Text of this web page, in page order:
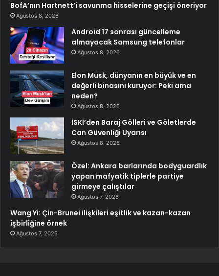
BofA’nın Hartnett’i savunma hisselerine geçişi öneriyor
Ağustos 8, 2026
Android 17 sonrası güncelleme
almayacak Samsung telefonlar
Ağustos 8, 2026
Elon Musk, dünyanın en büyük ve en
değerli binasını kuruyor: Peki ama
neden?
Ağustos 8, 2026
İSKİ’den Baraj Gölleri ve Göletlerde
Can Güvenliği Uyarısı
Ağustos 8, 2026
Özel: Ankara barlarında bodyguardlık
yapan mafyatik tiplerle partiye
girmeye çalıştılar
Ağustos 7, 2026
Wang Yi: Çin-Brunei ilişkileri eşitlik ve kazan-kazan
işbirliğine örnek
Ağustos 7, 2026